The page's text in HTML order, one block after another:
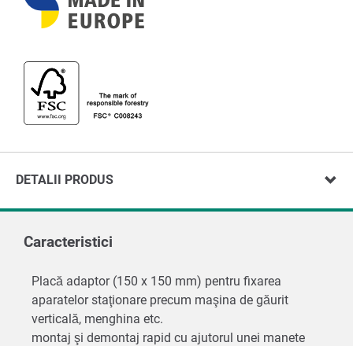
DETALII PRODUS
Caracteristici
Placă adaptor (150 x 150 mm) pentru fixarea
aparatelor staţionare precum maşina de găurit
verticală, menghina etc.
montaj şi demontaj rapid cu ajutorul unei manete